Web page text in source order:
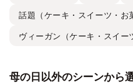
話題（ケーキ・スイーツ・お
ヴィーガン（ケーキ・スイー
母の日以外のシーンから